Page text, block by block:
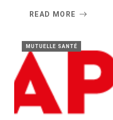
READ MORE
MUTUELLE SANTÉ